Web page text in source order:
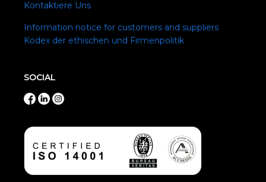
Kontaktiere Uns
Information notice for customers and suppliers
Kodex der ethischen und Firmenpolitik
SOCIAL